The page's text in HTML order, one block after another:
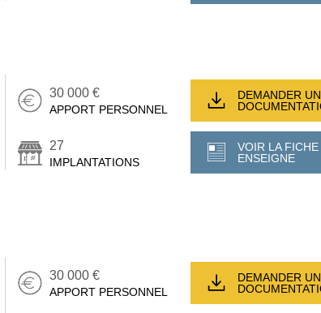
30 000 €
APPORT PERSONNEL
27
IMPLANTATIONS
DEMANDER
VOIR LA FICHE
ENSEIGNE
30 000 €
APPORT PERSONNEL
DEMANDER